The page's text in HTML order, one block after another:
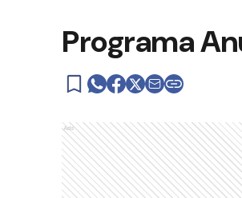
Programa
Ads